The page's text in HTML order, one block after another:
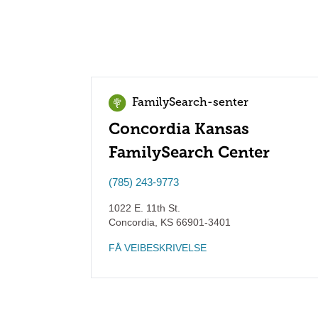
FamilySearch-senter
Concordia Kansas
FamilySearch Center
(785) 243-9773
1022 E. 11th St.
Concordia
KS 66901-3401
FÅ VEIBESKRIVELSE